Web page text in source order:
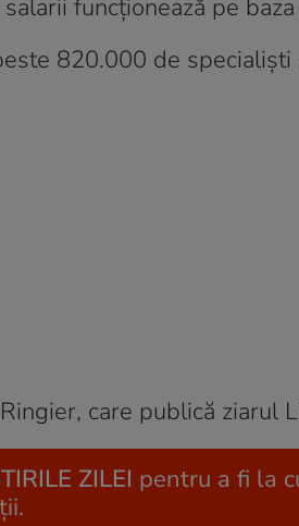
funcționează pe
820.000 de
care publică ziarul
ZILEI pentru a fi la